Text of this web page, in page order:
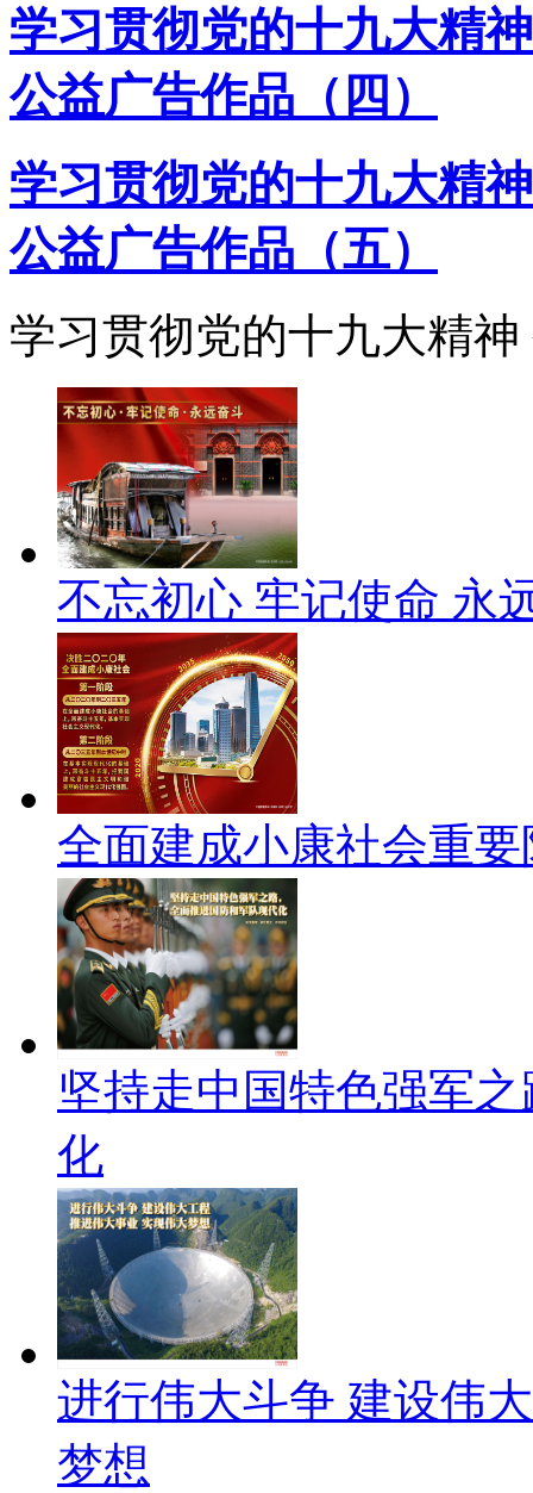
学习贯彻党的十九大精神
公益广告作品（四）
学习贯彻党的十九大精神
公益广告作品（五）
学习贯彻党的十九大精
不忘初心 牢记使命 永
全面建成小康社会重要
坚持走中国特色强军
化
进行伟大斗争 建设伟
梦想